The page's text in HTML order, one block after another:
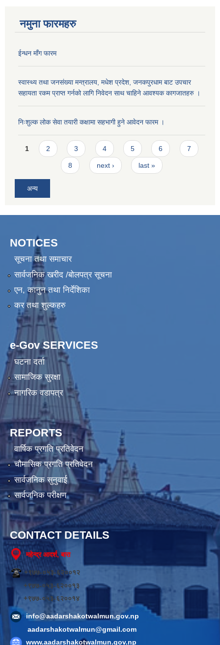
नमुना फारमहरु
ईन्धन माँग फारम
स्वास्थ्य तथा जनसंख्या मन्त्रालय, मधेश प्रदेश, जनकपुरधाम बाट उपचार
सहायता रकम प्राप्त गर्नको लागि निवेदन साथ चाहिने आवश्यक कागजातहरु ।
निःशुल्क लोक सेवा तयारी कक्षामा सहभागी हुने आवेदन फारम ।
Pages
1 2 3 4 5 6 7
8 next › last »
अन्य
NOTICES
सूचना तथा समाचार
सार्वजनिक खरीद /बोलपत्र सूचना
एन, कानुन तथा निर्देशिका
कर तथा शुल्कहरु
e-Gov SERVICES
घटना दर्ता
सामाजिक सुरक्षा
नागरिक वडापत्र
REPORTS
वार्षिक प्रगति प्रतिवेदन
चौमासिक प्रगति प्रतिवेदन
सार्वजनिक सुनुवाई
सार्वजनिक परीक्षण
CONTACT DETAILS
महेन्द्र आदर्श, बारा
+९७७-०५३-६२००१२
+९७७-०५३-६२००१३
+९७७-०५३-६२००१४
info@aadarshakotwalmun.gov.np
aadarshakotwalmun@gmail.com
www.aadarshakotwalmun.gov.np